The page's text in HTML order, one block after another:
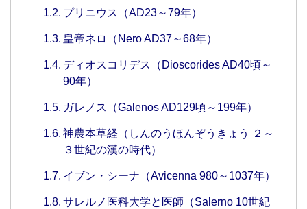
プリニウス（AD23～79年）
皇帝ネロ（Nero AD37～68年）
ディオスコリデス（Dioscorides AD40頃～
90年）
ガレノス（Galenos AD129頃～199年）
神農本草経（しんのうほんぞうきょう ２～
３世紀の漢の時代）
イブン・シーナ（Avicenna 980～1037年）
サレルノ医科大学と医師（Salerno 10世紀